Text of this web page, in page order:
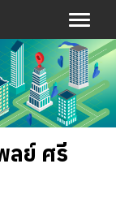
ลย์ ศรี